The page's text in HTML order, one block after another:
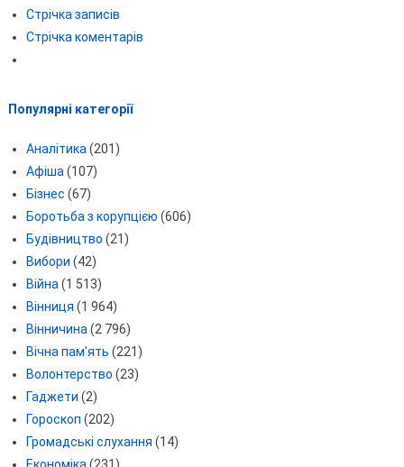
Стрічка записів
Стрічка коментарів
Популярні категорії
Аналітика (201)
Афіша (107)
Бізнес (67)
Боротьба з корупцією (606)
Будівництво (21)
Вибори (42)
Війна (1 513)
Вінниця (1 964)
Вінничина (2 796)
Вічна пам'ять (221)
Волонтерство (23)
Гаджети (2)
Гороскоп (202)
Громадські слухання (14)
Економіка (231)